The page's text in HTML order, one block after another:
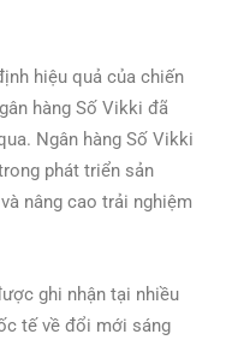
hiệu quả của chiến
hàng Số Vikki đã
Ngân hàng Số Vikki
phát triển sản
nâng cao trải nghiệm
ghi nhận tại nhiều
tế về đổi mới sáng